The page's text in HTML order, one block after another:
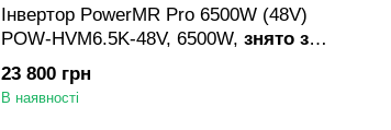
Інвертор PowerMR Pro 6500W (48V)
POW-HVM6.5K-48V, 6500W,знято з
продажу через критично низьку якість
(Артикул: POW-HVM6.5K-48V)
23 800 грн
В наявності